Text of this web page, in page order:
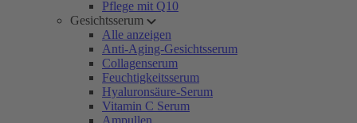
Pflege mit Q10
Gesichtsserum
Alle anzeigen
Anti-Aging-Gesichtsserum
Collagenserum
Feuchtigkeitsserum
Hyaluronsäure-Serum
Vitamin C Serum
Ampullen